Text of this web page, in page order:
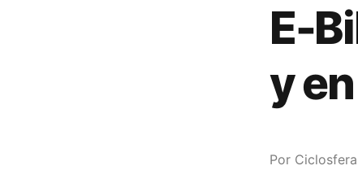
E-
y
Por Ciclosfera